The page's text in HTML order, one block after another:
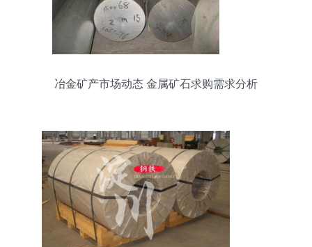
冶金矿产市场动态 金属矿石求购需求分析